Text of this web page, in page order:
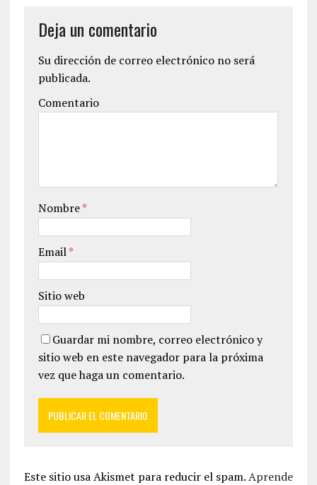
Deja un comentario
Su dirección de correo electrónico no será
publicada.
Comentario
Nombre*
Email*
Sitio web
Guardar mi nombre, correo electrónico y
sitio web en este navegador para la próxima
vez que haga un comentario.
Este sitio usa Akismet para reducir el spam.Aprende